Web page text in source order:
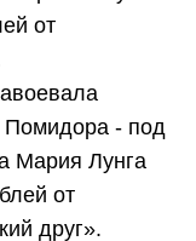
от
Помидора - под
Мария Лунга
от
друг».